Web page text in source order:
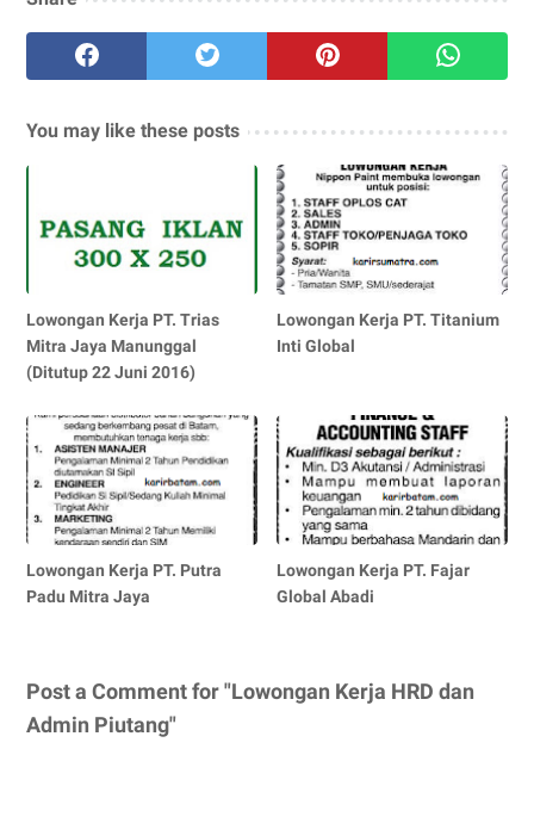
You may like these posts
Lowongan Kerja PT. Trias
Mitra Jaya Manunggal
(Ditutup 22 Juni 2016)
Lowongan Kerja PT. Titanium
Inti Global
Lowongan Kerja PT. Putra
Padu Mitra Jaya
Lowongan Kerja PT. Fajar
Global Abadi
Post a Comment for "Lowongan Kerja HRD dan
Admin Piutang"